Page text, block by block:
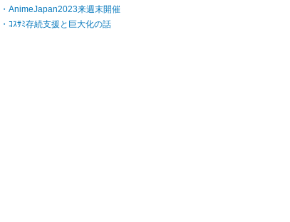
・AnimeJapan2023来週末開催
・ｺｽｻﾐ存続支援と巨大化の話